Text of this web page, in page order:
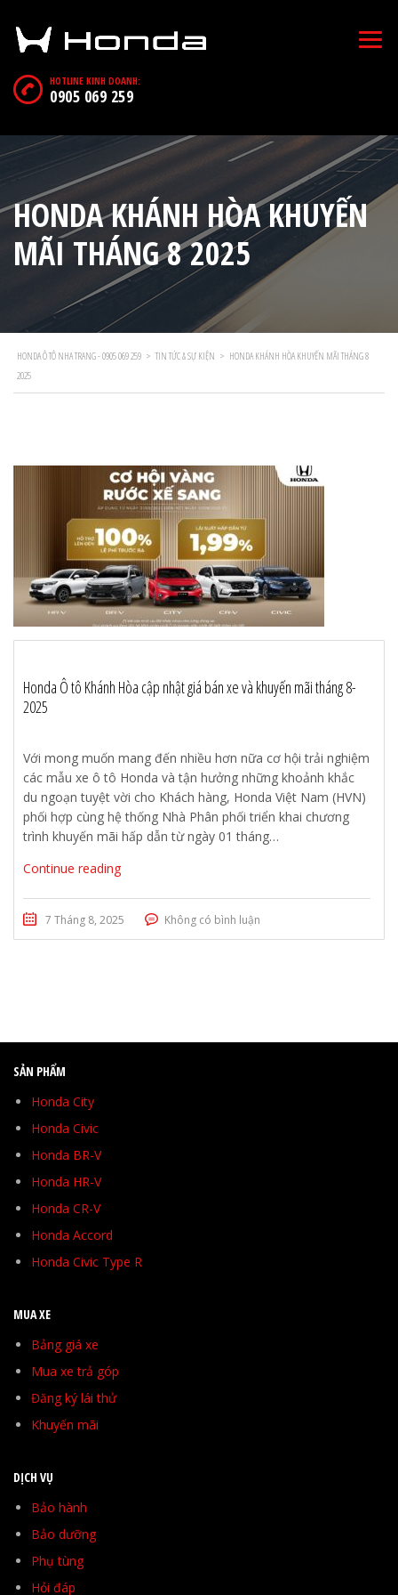
HOTLINE KINH DOANH:
0905 069 259
HONDA KHÁNH HÒA KHUYẾN
MÃI THÁNG 8 2025
HONDA Ô TÔ NHA TRANG - 0905 069 259 > TIN TỨC & SỰ KIỆN > HONDA KHÁNH HÒA KHUYẾN MÃI THÁNG 8
2025
Honda Ô tô Khánh Hòa cập nhật giá bán xe và khuyến mãi tháng 8-
2025
Với mong muốn mang đến nhiều hơn nữa cơ hội trải nghiệm
các mẫu xe ô tô Honda và tận hưởng những khoảnh khắc
du ngoạn tuyệt vời cho Khách hàng, Honda Việt Nam (HVN)
phối hợp cùng hệ thống Nhà Phân phối triển khai chương
trình khuyến mãi hấp dẫn từ ngày 01 tháng…
Continue reading
7 Tháng 8, 2025 Không có bình luận
SẢN PHẨM
Honda City
Honda Civic
Honda BR-V
Honda HR-V
Honda CR-V
Honda Accord
Honda Civic Type R
MUA XE
Bảng giá xe
Mua xe trả góp
Đăng ký lái thử
Khuyến mãi
DỊCH VỤ
Bảo hành
Bảo dưỡng
Phụ tùng
Hỏi đáp